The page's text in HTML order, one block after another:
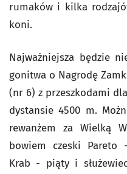
rumaków i kilka
koni.
Najważniejsza będzie
gonitwa o Nagrodę
(nr 6) z przeszkodami
dystansie 4500 m.
rewanżem za Wielką
bowiem czeski Pareto
Krab - piąty i